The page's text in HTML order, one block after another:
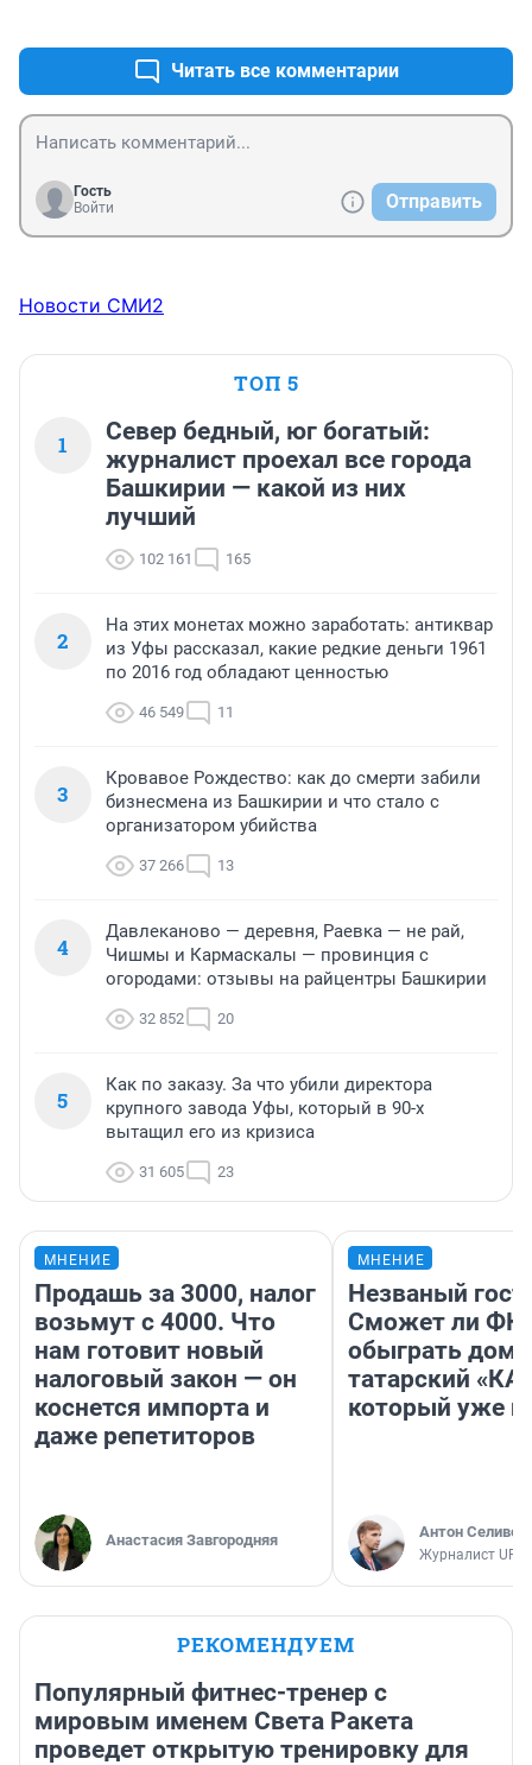
Читать все комментарии
Гость
Войти
Отправить
Новости СМИ2
ТОП 5
1
Север бедный, юг богатый:
журналист проехал все города
Башкирии — какой из них
лучший
102 161 165
2
На этих монетах можно заработать: антиквар
из Уфы рассказал, какие редкие деньги 1961
по 2016 год обладают ценностью
46 549 11
3
Кровавое Рождество: как до смерти забили
бизнесмена из Башкирии и что стало с
организатором убийства
37 266 13
4
Давлеканово — деревня, Раевка — не рай,
Чишмы и Кармаскалы — провинция с
огородами: отзывы на райцентры Башкирии
32 852 20
5
Как по заказу. За что убили директора
крупного завода Уфы, который в 90-х
вытащил его из кризиса
31 605 23
МНЕНИЕ
Продашь за 3000, налог
возьмут с 4000. Что
нам готовит новый
налоговый закон — он
коснется импорта и
даже репетиторов
Анастасия Завгородняя
МНЕНИЕ
Незваный
Сможет ли ФК
обыграть дома
татарский
который уже
Антон
Журналист
РЕКОМЕНДУЕМ
Популярный фитнес-тренер с
мировым именем Света Ракета
проведет открытую тренировку для